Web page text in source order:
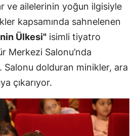
ve ailelerinin yoğun ilgisiyle
kapsamında sahnelenen
Ülkesi" isimli tiyatro
Merkezi Salonu’nda
Salonu dolduran minikler, ara
çıkarıyor.